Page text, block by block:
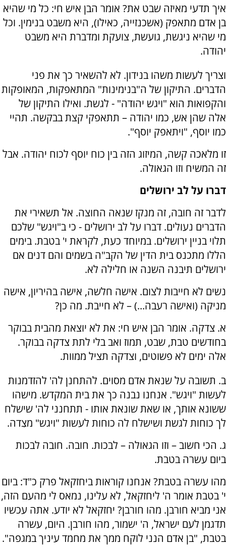
איך תדעי מאיזה שבט את? אומר הבן איש חי: כל מי שהיא
בן אדם מתאפק (אשכנזייה, כאילו), היא משבט בנימין. וכל
מי שהיא ניגשת, גועשת, צועקת ומדברת היא משבט
יהודה.
וצריך לעשות משהו בנידון. לא להשאיר כך את פני
הדברים. התיקון של ה"בנימינות" המתאפקות, המאופקות
והקפואות הוא "ויגש יהודה" - לגשת. ואילו התיקון של
אלה שהן אש, כמו יהודה – תתאפקי קצת בבקשה. תהיי
כמו יוסף, "ויתאפק יוסף".
זו מלאכה קשה, המיזוג הזה בין כוח יוסף לכוח יהודה. אבל
זה המשיח וזו הגאולה.
דברו על לב ירושלים
לדבר זה חובה, זה מנקז שנאה החוצה. אל תשאירי את
הדברים נעולים. דברו על לב ירושלים - כי ב"ויגש" שלכם
תלוי בניין ירושלים. במיוחד כעת, לקראת י' בטבת. בימים
הללו מתכנס בית הדין של הקב"ה בשמים והם דנים אם
ירושלים תיבנה השנה או חלילה לא.
נשים לא חייבות לצום. אישה חלשה, אישה בהיריון, אישה
מניקה (ואישה רעבה...) – לא חייבת. מה כן?
א. צדקה. אומר הבן איש חי: את לא יוצאת מהבית בבוקר
בחודשים טבת, שבט, תמוז ואב בלי לתת צדקה בבוקר.
אלה ימים לא פשוטים, וצדקה תציל ממוות.
ב. תשובה על שנאת אדם מסוים. להתחנן לה' להזדמנות
לעשות "ויגש". אנחנו נבנה כך את בית המקדש. מישהו
ששונא אותך, או שאת שונאת אותו - תתחנני לה' שישלח
לך כוחות לגשת ושישלח לה כוחות לעשות "ויגש" מצִדה.
ג. הכי חשוב – וזו הגאולה – לבכות. חובה. חובה לבכות
ביום עשרה בטבת.
מהו עשרה בטבת? אנחנו קוראות ביחזקאל פרק כ"ד: ביום
י' בטבת אומר ה' ליחזקאל, לא עלינו, נמאס לי מהעם הזה,
אני מביא חורבן. מהו חורבן? יחזקאל לא יודע. אתה עכשיו
תדגמן לעם ישראל, ה' ישמור, מהו חורבן. היום, עשרה
בטבת, "בן אדם הנני לוקח ממך את מחמד עיניך במגפה".